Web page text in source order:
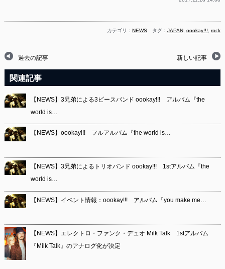
カテゴリ：NEWS タグ：JAPAN ,oookay!!! ,rock
過去の記事 新しい記事
関連記事
【NEWS】3兄弟による3ピースバンド oookay!!! アルバム『the
world is…
【NEWS】oookay!!! フルアルバム『the world is…
【NEWS】3兄弟によるトリオバンド oookay!!! 1stアルバム『the
world is…
【NEWS】イベント情報：oookay!!! アルバム『you make me…
【NEWS】エレクトロ・ファンク・デュオ Milk Talk 1stアルバム
『Milk Talk』のアナログ化が決定